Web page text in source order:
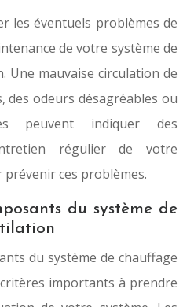
les éventuels problèmes de
de votre système de
Une mauvaise circulation de
des odeurs désagréables ou
peuvent indiquer des
régulier de votre
ces problèmes.
du système de
du système de chauffage
importants à prendre